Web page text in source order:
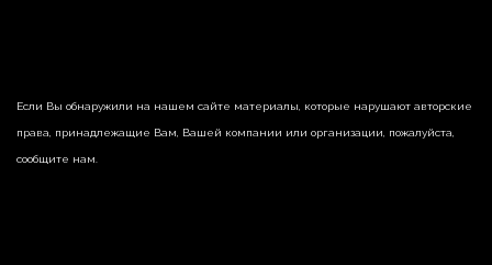
Если Вы обнаружили на нашем сайте материалы, которые нарушают авторские
права, принадлежащие Вам, Вашей компании или организации, пожалуйста,
сообщите нам.